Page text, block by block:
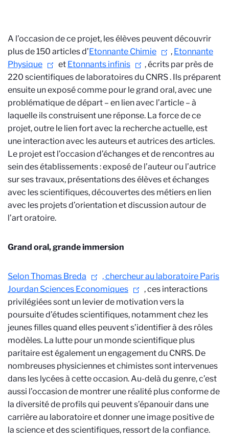
A l’occasion de ce projet, les élèves peuvent découvrir
plus de 150 articles d’Etonnante Chimie , Etonnante
Physique
et Etonnants infinis
, écrits par près de
220 scientifiques de laboratoires du CNRS. Ils préparent
ensuite un exposé comme pour le grand oral, avec une
problématique de départ – en lien avec l’article – à
laquelle ils construisent une réponse. La force de ce
projet, outre le lien fort avec la recherche actuelle, est
une interaction avec les auteurs et autrices des articles.
Le projet est l’occasion d’échanges et de rencontres au
sein des établissements : exposé de l’auteur ou l’autrice
sur ses travaux, présentations des élèves et échanges
avec les scientifiques, découvertes des métiers en lien
avec les projets d’orientation et discussion autour de
l’art oratoire.
Grand oral, grande immersion
Selon Thomas Breda , chercheur au laboratoire Paris
Jourdan Sciences Economiques
, ces interactions
privilégiées sont un levier de motivation vers la
poursuite d’études scientifiques, notamment chez les
jeunes filles quand elles peuvent s’identifier à des rôles
modèles. La lutte pour un monde scientifique plus
paritaire est également un engagement du CNRS. De
nombreuses physiciennes et chimistes sont intervenues
dans les lycées à cette occasion. Au-delà du genre, c’est
aussi l’occasion de montrer une réalité plus conforme de
la diversité de profils qui peuvent s’épanouir dans une
carrière au laboratoire et donner une image positive de
la science et des scientifiques, ressort de la confiance.